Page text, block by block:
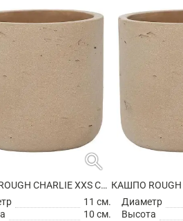
search
КАШПО ROUGH CHARLIE XXS CLAY WASHED
11 см.
10 см.
Диаметр
Высота